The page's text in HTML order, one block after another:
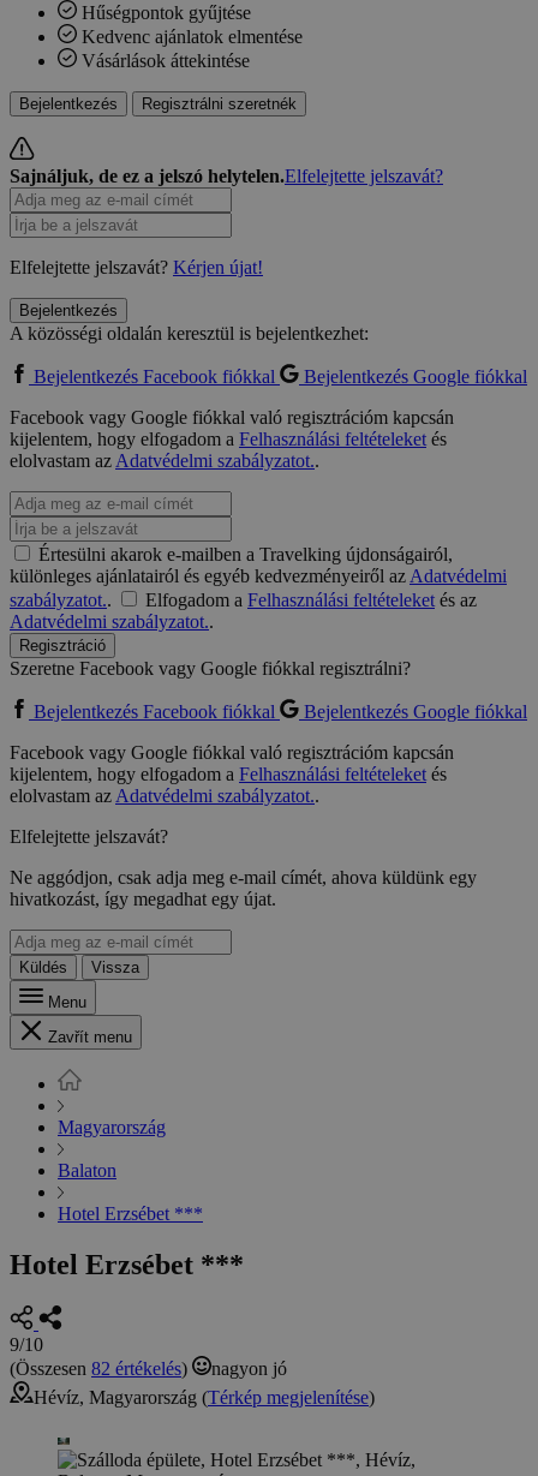
Hűségpontok gyűjtése
Kedvenc ajánlatok elmentése
Vásárlások áttekintése
Bejelentkezés Regisztrálni szeretnék
Sajnáljuk, de ez a jelszó helytelen.Elfelejtette jelszavát?
Elfelejtette jelszavát? Kérjen újat!
Bejelentkezés
A közösségi oldalán keresztül is bejelentkezhet:
Bejelentkezés Facebook fiókkal
Bejelentkezés Google fiókkal
Facebook vagy Google fiókkal való regisztrációm kapcsán
kijelentem, hogy elfogadom a Felhasználási feltételeketés
elolvastam azAdatvédelmi szabályzatot..
Értesülni akarok e-mailben a Travelking újdonságairól,
különleges ajánlatairól és egyéb kedvezményeiről azAdatvédelmi
szabályzatot.. Elfogadom a Felhasználási feltételeketés az
Adatvédelmi szabályzatot..
Regisztráció
Szeretne Facebook vagy Google fiókkal regisztrálni?
Bejelentkezés Facebook fiókkal
Bejelentkezés Google fiókkal
Facebook vagy Google fiókkal való regisztrációm kapcsán
kijelentem, hogy elfogadom a Felhasználási feltételeketés
elolvastam azAdatvédelmi szabályzatot..
Elfelejtette jelszavát?
Ne aggódjon, csak adja meg e-mail címét, ahova küldünk egy
hivatkozást, így megadhat egy újat.
Küldés
Vissza
Menu
Zavřít menu
Magyarország
Balaton
Hotel Erzsébet ***
Hotel Erzsébet ***
9/10
(Összesen 82 értékelés)
nagyon jó
Hévíz, Magyarország (Térkép megjelenítése)